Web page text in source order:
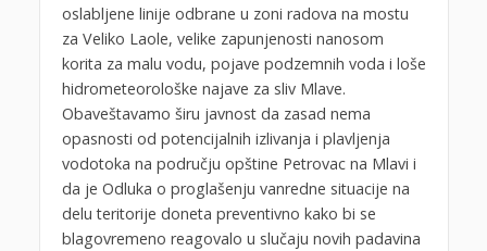
oslabljene linije odbrane u zoni radova na mostu
za Veliko Laole, velike zapunjenosti nanosom
korita za malu vodu, pojave podzemnih voda i loše
hidrometeorološke najave za sliv Mlave.
Obaveštavamo širu javnost da zasad nema
opasnosti od potencijalnih izlivanja i plavljenja
vodotoka na području opštine Petrovac na Mlavi i
da je Odluka o proglašenju vanredne situacije na
delu teritorije doneta preventivno kako bi se
blagovremeno reagovalo u slučaju novih padavina